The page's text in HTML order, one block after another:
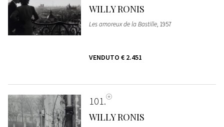
WILLY RONIS
Les amoreux de la Bastille, 1957
VENDUTO € 2.451
101
WILLY RONIS